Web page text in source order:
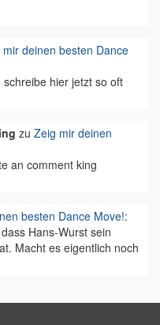
mir deinen besten Dance
hier jetzt so oft
zu Zeig mir deinen
an comment king
besten Dance Move!:
Hans-Wurst sein
Macht es eigentlich noch